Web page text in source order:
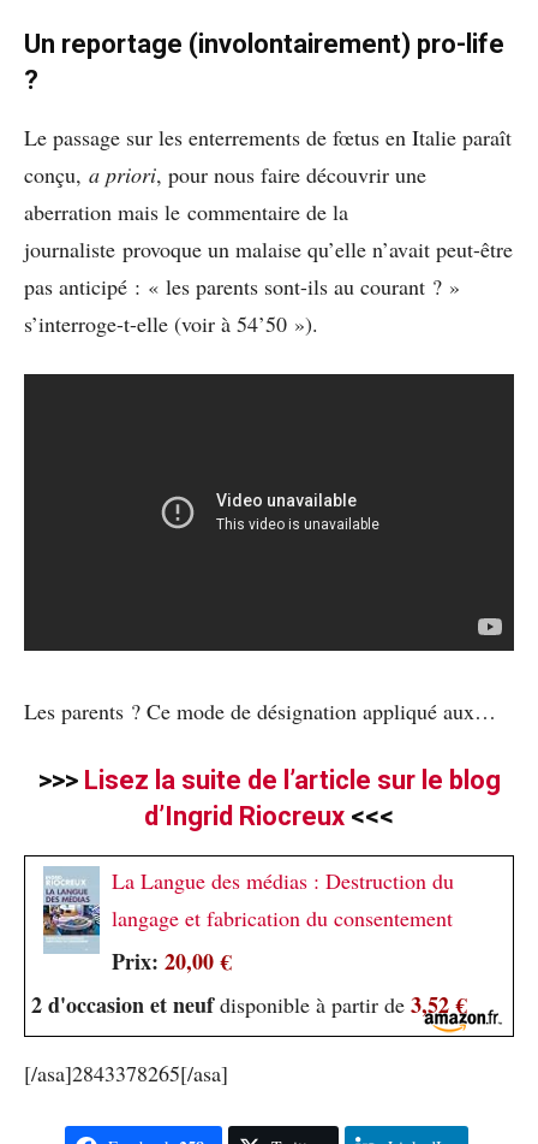
Un reportage (involontairement) pro-life
?
Le passage sur les enterrements de fœtus en Italie paraît
conçu, a priori, pour nous faire découvrir une
aberration mais le commentaire de la
journaliste provoque un malaise qu’elle n’avait peut-être
pas anticipé : « les parents sont-ils au courant ? »
s’interroge-t-elle (voir à 54’50 »).
Les parents ? Ce mode de désignation appliqué aux…
>>> Lisez la suite de l’article sur le blog
d’Ingrid Riocreux <<<
La Langue des médias : Destruction du
langage et fabrication du consentement
Prix: 20,00 €
2 d'occasion et neufdisponible à partir de 3,52 €
[/asa]2843378265[/asa]